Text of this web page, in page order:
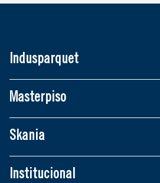
Indusparquet
Masterpiso
Skania
Institucional